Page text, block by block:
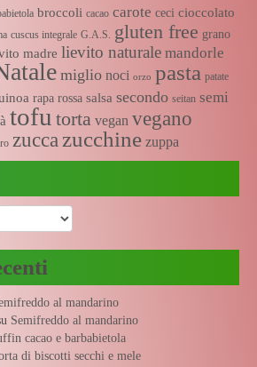
broccoli cacao carote ceci cioccolato
cuscus integrale G.A.S. gluten free grano
madre lievito naturale mandorle
miglio noci orzo pasta patate
rapa rossa salsa secondo seitan semi
tofu torta vegan vegano
zucca zucchine zuppa
al mandarino
Semifreddo al mandarino
cacao e barbabietola
di biscotti secchi e mele